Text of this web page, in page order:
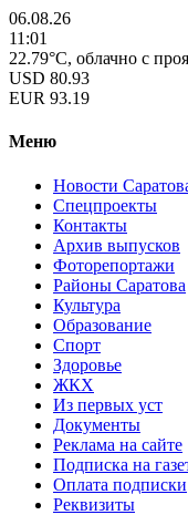
06.08.26
11:01
22.79°C, облачно с
USD 80.93
EUR 93.19
Меню
Новости
Спецпроекты
Контакты
Архив выпусков
Фоторепортажи
Районы Саратова
Культура
Образование
Спорт
Здоровье
ЖКХ
Из пеpвых уст
Документы
Реклама на сайте
Подписка на
Оплата подписки
Реквизиты